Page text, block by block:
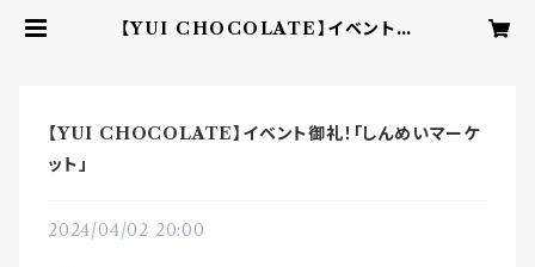
【YUI CHOCOLATE】イベント御
【YUI CHOCOLATE】イベント御礼！「しんめいマーケ
ット」
2024/04/02 20:00